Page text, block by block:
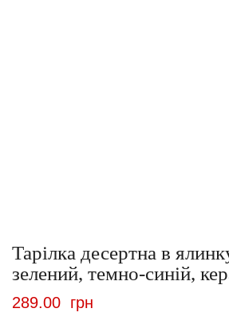
Тарілка десертна в
зелений, темно-синій,
289.00 грн